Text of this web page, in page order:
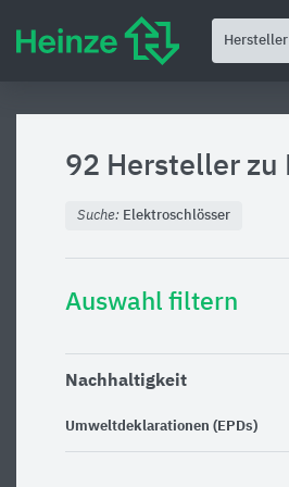
Hersteller
92 Hersteller zu
Suche: Elektroschlösser
Auswahl filtern
Nachhaltigkeit
Umweltdeklarationen (EPDs)